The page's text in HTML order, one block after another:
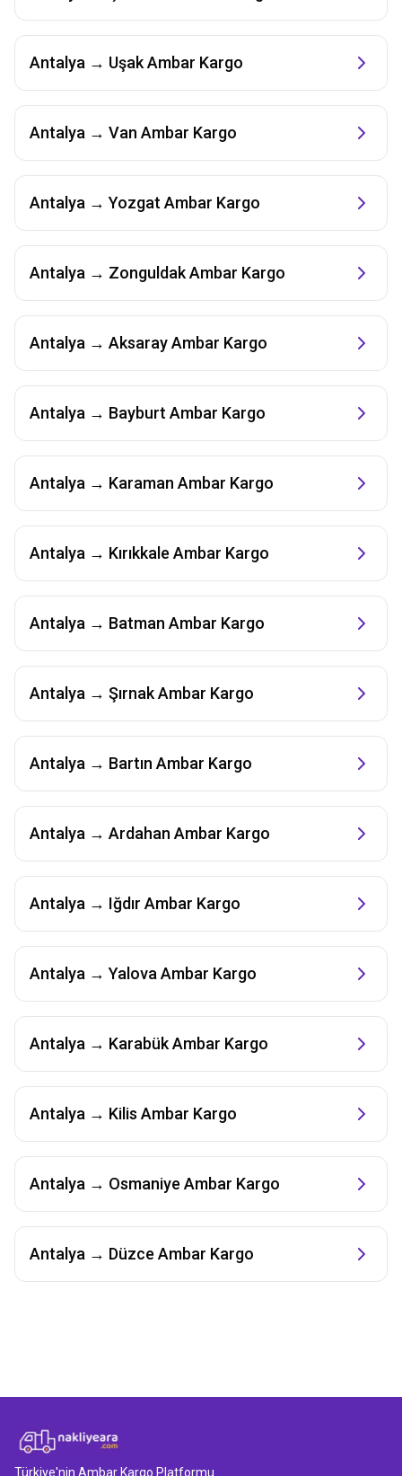
Antalya → UşakAmbar Kargo
Antalya → Van Ambar Kargo
Antalya → Yozgat Ambar Kargo
Antalya → ZonguldakAmbar Kargo
Antalya → AksarayAmbar Kargo
Antalya → Bayburt Ambar Kargo
Antalya → Karaman Ambar Kargo
Antalya → Kırıkkale Ambar Kargo
Antalya → Batman Ambar Kargo
Antalya → ŞırnakAmbar Kargo
Antalya → Bartın Ambar Kargo
Antalya → Ardahan Ambar Kargo
Antalya → Iğdır Ambar Kargo
Antalya → Yalova Ambar Kargo
Antalya → KarabükAmbar Kargo
Antalya → Kilis Ambar Kargo
Antalya → Osmaniye Ambar Kargo
Antalya → Düzce Ambar Kargo
Türkiye'nin Ambar Kargo Platformu